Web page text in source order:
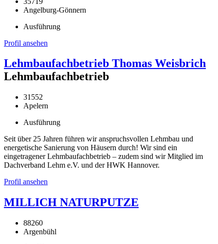
Angelburg-Gönnern
Ausführung
Profil ansehen
Lehmbaufachbetrieb Thomas Weisbrich
Lehmbaufachbetrieb
31552
Apelern
Ausführung
Seit über 25 Jahren führen wir anspruchsvollen Lehmbau und
energetische Sanierung von Häusern durch! Wir sind ein
eingetragener Lehmbaufachbetrieb – zudem sind wir Mitglied im
Dachverband Lehm e.V. und der HWK Hannover.
Profil ansehen
MILLICH NATURPUTZE
88260
Argenbühl